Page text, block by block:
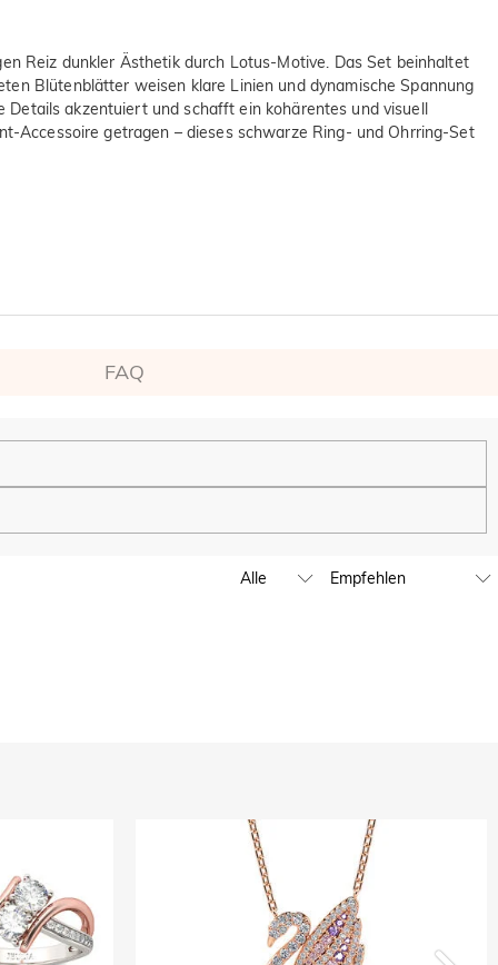
Reiz dunkler Ästhetik durch Lotus-Motive. Das Set beinhaltet
Blütenblätter weisen klare Linien und dynamische Spannung
akzentuiert und schafft ein kohärentes und visuell
Accessoire getragen – dieses schwarze Ring- und Ohrring-Set
FAQ
Wir werden unser globales Ladengeschäft weiter
werden von PayPal erledigt.
an Dritte weiter, es sei denn, dies ist Teil der Bereitstellung
Kundenrecherche und -profilierung, sofern wir Ihre